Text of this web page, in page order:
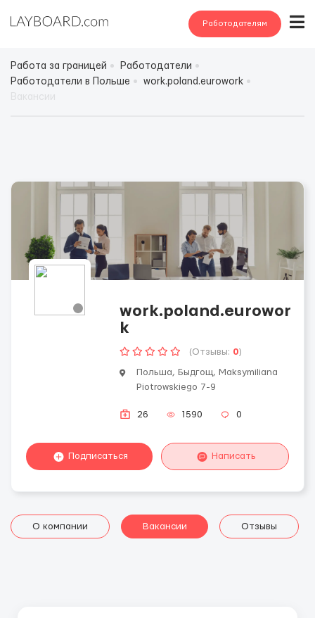
Работодателям
Работа за границей
Работодатели
Работодатели в Польше
work.poland.eurowork
work.poland.eurowor
k
(Отзывы: 0)
Польша, Быдгощ, Maksymiliana
Piotrowskiego 7-9
26 1590 0
Подписаться Написать
О компании Вакансии Отзывы